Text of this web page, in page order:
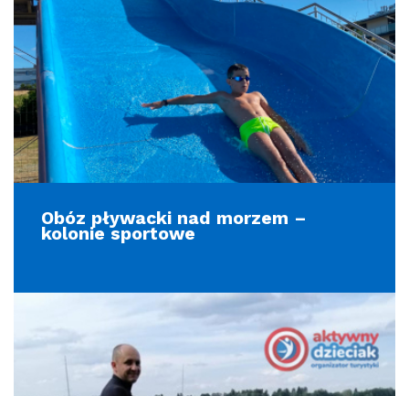
Obóz pływacki nad morzem –
kolonie sportowe